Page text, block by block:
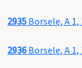
2935 Borsele, A
2936 Borsele, A